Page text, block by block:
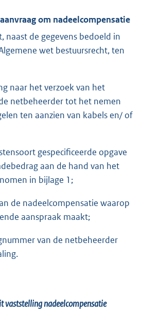
om nadeelcompensatie
naast de gegevens bedoeld in
wet bestuursrecht, ten
naar het verzoek van het
netbeheerder tot het nemen
ten aanzien van kabels en/ of
gespecificeerde opgave
aan de hand van het
in bijlage 1;
de nadeelcompensatie waarop
aanspraak maakt;
van de netbeheerder
vaststelling nadeelcompensatie